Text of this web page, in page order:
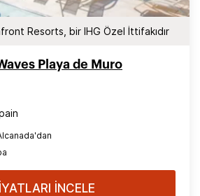
Resorts, bir IHG Özel İttifakıdır
Playa de Muro
İNCELE